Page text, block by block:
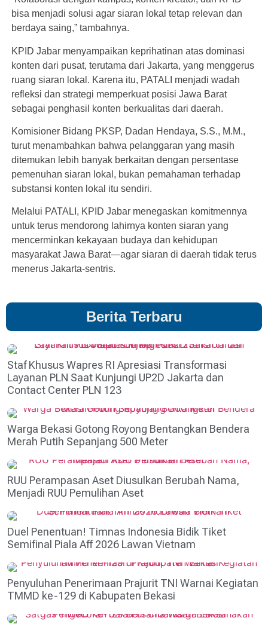
bisa menjadi solusi agar siaran lokal tetap relevan dan
berdaya saing,” tambahnya.
KPID Jabar menyampaikan keprihatinan atas dominasi
konten dari pusat, terutama dari Jakarta, yang menggerus
ruang siaran lokal. Karena itu, PATALI menjadi wadah
refleksi dan strategi memperkuat posisi Jawa Barat
sebagai penghasil konten berkualitas dari daerah.
Komisioner Bidang PKSP, Dadan Hendaya, S.S., M.M.,
turut menambahkan bahwa pelanggaran yang masih
ditemukan lebih banyak berkaitan dengan persentase
pemenuhan siaran lokal, bukan pemahaman terhadap
substansi konten lokal itu sendiri.
Melalui PATALI, KPID Jabar menegaskan komitmennya
untuk terus mendorong lahirnya konten siaran yang
mencerminkan kekayaan budaya dan kehidupan
masyarakat Jawa Barat—agar siaran di daerah tidak terus
menerus Jakarta-sentris.
Berita Terbaru
Staf Khusus Wapres RI Apresiasi Transformasi
Layanan PLN Saat Kunjungi UP2D Jakarta dan
Contact Center PLN 123
Warga Bekasi Gotong Royong Bentangkan Bendera
Merah Putih Sepanjang 500 Meter
RUU Perampasan Aset Diusulkan Berubah Nama,
Menjadi RUU Pemulihan Aset
Duel Penentuan! Timnas Indonesia Bidik Tiket
Semifinal Piala Aff 2026 Lawan Vietnam
Penyuluhan Penerimaan Prajurit TNI Warnai Kegiatan
TMMD ke-129 di Kabupaten Bekasi